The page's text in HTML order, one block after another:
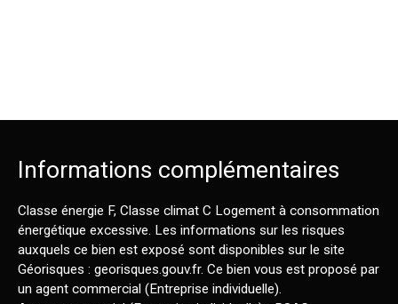
Informations complémentaires
Classe énergie F, Classe climat C Logement à consommation
énergétique excessive. Les informations sur les risques
auxquels ce bien est exposé sont disponibles sur le site
Géorisques : georisques.gouv.fr. Ce bien vous est proposé par
un agent commercial (Entreprise individuelle).